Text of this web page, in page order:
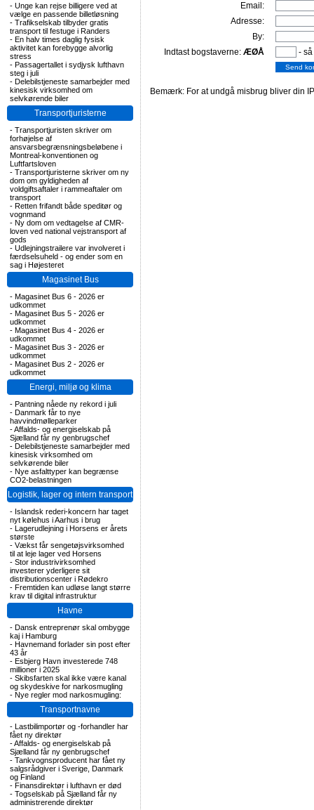
- Unge kan rejse billigere ved at
vælge en passende billetløsning
- Trafikselskab tilbyder gratis
transport til festuge i Randers
- En halv times daglig fysisk
aktivitet kan forebygge alvorlig
stress
- Passagertallet i sydjysk lufthavn
steg i juli
- Delebilstjeneste samarbejder med
kinesisk virksomhed om
selvkørende biler
Transportjuristerne
- Transportjuristen skriver om
forhøjelse af
ansvarsbegrænsningsbeløbene i
Montreal-konventionen og
Luftfartsloven
- Transportjuristerne skriver om ny
dom om gyldigheden af
voldgiftsaftaler i rammeaftaler om
transport
- Retten frifandt både speditør og
vognmand
- Ny dom om vedtagelse af CMR-
loven ved national vejstransport af
gods
- Udlejningstrailere var involveret i
færdselsuheld - og ender som en
sag i Højesteret
Magasinet Bus
- Magasinet Bus 6 - 2026 er
udkommet
- Magasinet Bus 5 - 2026 er
udkommet
- Magasinet Bus 4 - 2026 er
udkommet
- Magasinet Bus 3 - 2026 er
udkommet
- Magasinet Bus 2 - 2026 er
udkommet
Energi, miljø og klima
- Pantning nåede ny rekord i juli
- Danmark får to nye
havvindmølleparker
-Affalds- og energiselskab på
Sjælland får ny genbrugschef
- Delebilstjeneste samarbejder med
kinesisk virksomhed om
selvkørende biler
- Nye asfalttyper kan begrænse
CO2-belastningen
Logistik, lager og intern transport
- Islandsk rederi-koncern har taget
nyt kølehus i Aarhus i brug
- Lagerudlejning i Horsens er årets
største
- Vækst får sengetøjsvirksomhed
til at leje lager ved Horsens
- Stor industrivirksomhed
investerer yderligere sit
distributionscenter i Rødekro
- Fremtiden kan udløse langt større
krav til digital infrastruktur
Havne
- Dansk entreprenør skal ombygge
kaj i Hamburg
- Havnemand forlader sin post efter
43 år
- Esbjerg Havn investerede 748
millioner i 2025
- Skibsfarten skal ikke være kanal
og skydeskive for narkosmugling
- Nye regler mod narkosmugling:
Transportnavne
- Lastbilimportør og -forhandler har
fået ny direktør
-Affalds- og energiselskab på
Sjælland får ny genbrugschef
- Tankvognsproducent har fået ny
salgsrådgiver i Sverige, Danmark
og Finland
- Finansdirektør i lufthavn er død
- Togselskab på Sjælland får ny
administrerende direktør
Email:
Adresse:
By:
Indtast bogstaverne: ÆØÅ -
Bemærk: For at undgå misbrug bliver din